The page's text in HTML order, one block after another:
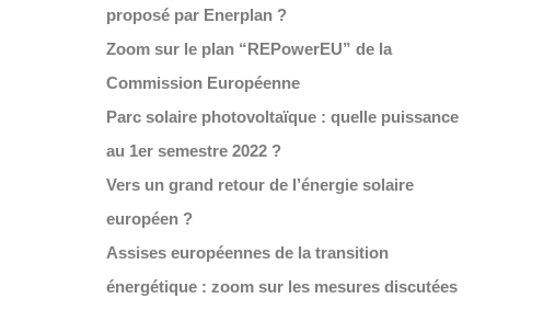
proposé par Enerplan ?
Zoom sur le plan “REPowerEU” de la
Commission Européenne
Parc solaire photovoltaïque : quelle puissance
au 1er semestre 2022 ?
Vers un grand retour de l’énergie solaire
européen ?
Assises européennes de la transition
énergétique : zoom sur les mesures discutées